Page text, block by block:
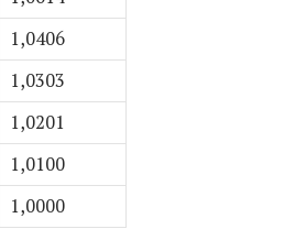
1,0406
1,0303
1,0201
1,0100
1,0000